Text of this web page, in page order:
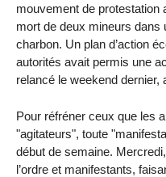
mouvement de protestation
mort de deux mineurs dans
charbon. Un plan d’action
autorités avait permis une
relancé le weekend dernier,
Pour réfréner ceux que les
"agitateurs", toute
début de semaine.
l’ordre et manifestants,